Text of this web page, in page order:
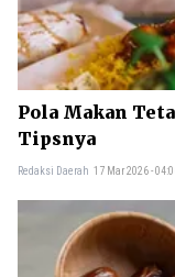
Pola Makan
Tipsnya
Redaksi Daerah 17 Mar 2026 -